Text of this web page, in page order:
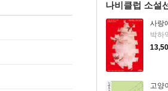
나비클럽 소설
사랑
고양